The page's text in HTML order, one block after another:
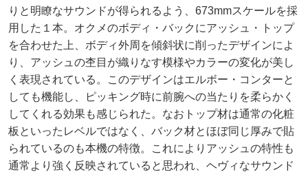
りと明瞭なサウンドが得られるよう、673mmスケールを採
用した１本。オクメのボディ・バックにアッシュ・トップ
を合わせた上、ボディ外周を傾斜状に削ったデザインによ
り、アッシュの杢目が織りなす模様やカラーの変化が美し
く表現されている。このデザインはエルボー・コンターと
しても機能し、ピッキング時に前腕への当たりを柔らかく
してくれる効果も感じられた。なおトップ材は通常の化粧
板といったレベルではなく、バック材とほぼ同じ厚みで貼
られているのも本機の特徴。これによりアッシュの特性も
通常より強く反映されていると思われ、ヘヴィなサウンド